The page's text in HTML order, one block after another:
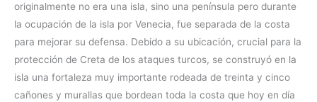
originalmente no era una isla, sino una península pero durante
la ocupación de la isla por Venecia, fue separada de la costa
para mejorar su defensa. Debido a su ubicación, crucial para la
protección de Creta de los ataques turcos, se construyó en la
isla una fortaleza muy importante rodeada de treinta y cinco
cañones y murallas que bordean toda la costa que hoy en día